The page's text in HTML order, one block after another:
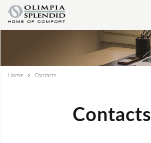
HOME
Home Contacts
Contacts